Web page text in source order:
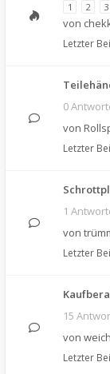
1 2 3
von
Letzter
0
von
Letzter
1
von
Letzter
15
von
Letzter